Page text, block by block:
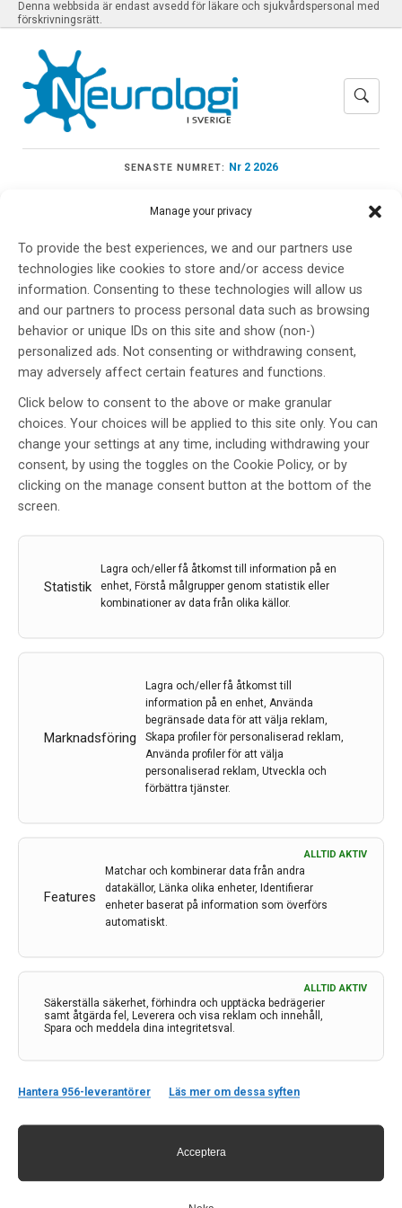
Manage your privacy
To provide the best experiences, we and our partners use
technologies like cookies to store and/or access device
information. Consenting to these technologies will allow us
and our partners to process personal data such as browsing
behavior or unique IDs on this site and show (non-)
personalized ads. Not consenting or withdrawing consent,
may adversely affect certain features and functions.
Click below to consent to the above or make granular
choices. Your choices will be applied to this site only. You can
change your settings at any time, including withdrawing your
consent, by using the toggles on the Cookie Policy, or by
clicking on the manage consent button at the bottom of the
screen.
Statistik
Lagra och/eller få åtkomst till information på en
enhet, Förstå målgrupper genom statistik eller
kombinationer av data från olika källor.
Marknadsföring
Lagra och/eller få åtkomst till
information på en enhet, Använda
begränsade data för att välja reklam,
Skapa profiler för personaliserad reklam,
Använda profiler för att välja
personaliserad reklam, Utveckla och
förbättra tjänster.
Features
ALLTID AKTIV
Matchar och kombinerar data från andra
datakällor, Länka olika enheter, Identifierar
enheter baserat på information som överförs
automatiskt.
Säkerställa säkerhet, förhindra och upptäcka bedrägerier
samt åtgärda fel, Leverera och visa reklam och innehåll,
Spara och meddela dina integritetsval.
ALLTID AKTIV
Hantera 956-leverantörer Läs mer om dessa syften
Acceptera
Denna webbsida är endast avsedd för läkare och sjukvårdspersonal med
förskrivningsrätt.
SENASTE NUMRET: Nr 2 2026
Meny
Rik Ossenkoppele
Drottning Silvias pris till en ung
alzheimerforskare
AvAlzheimerfonden
18 sep 2021
Rik Ossenkoppele
HM Drottningen delade ut priset till två unga forskare
Lunds och Amsterdams universitet.
Neurologi i Sverige